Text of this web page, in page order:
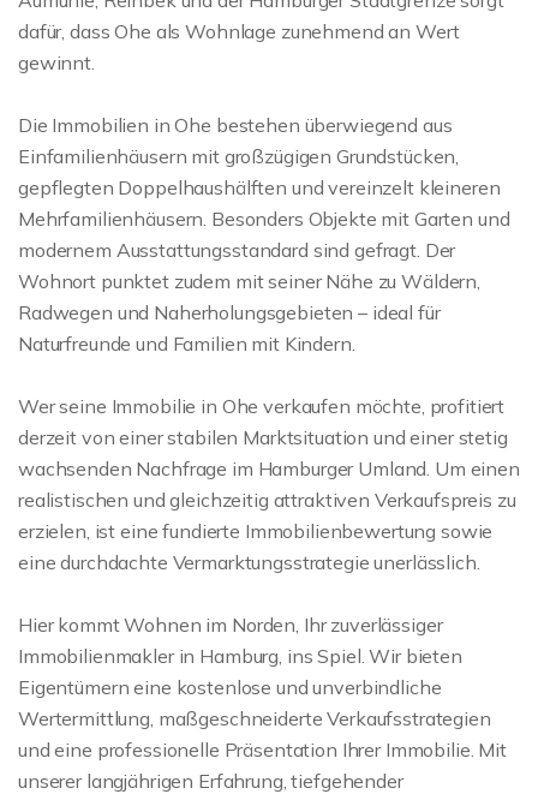
dafür, dass Ohe als Wohnlage zunehmend an Wert
gewinnt.
Die Immobilien in Ohe bestehen überwiegend aus
Einfamilienhäusern mit großzügigen Grundstücken,
gepflegten Doppelhaushälften und vereinzelt kleineren
Mehrfamilienhäusern. Besonders Objekte mit Garten und
modernem Ausstattungsstandard sind gefragt. Der
Wohnort punktet zudem mit seiner Nähe zu Wäldern,
Radwegen und Naherholungsgebieten – ideal für
Naturfreunde und Familien mit Kindern.
Wer seine Immobilie in Ohe verkaufen möchte, profitiert
derzeit von einer stabilen Marktsituation und einer stetig
wachsenden Nachfrage im Hamburger Umland. Um einen
realistischen und gleichzeitig attraktiven Verkaufspreis zu
erzielen, ist eine fundierte Immobilienbewertung sowie
eine durchdachte Vermarktungsstrategie unerlässlich.
Hier kommt Wohnen im Norden, Ihr zuverlässiger
Immobilienmakler in Hamburg, ins Spiel. Wir bieten
Eigentümern eine kostenlose und unverbindliche
Wertermittlung, maßgeschneiderte Verkaufsstrategien
und eine professionelle Präsentation Ihrer Immobilie. Mit
unserer langjährigen Erfahrung, tiefgehender